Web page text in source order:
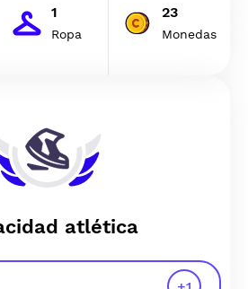
1
Ropa
23
Monedas
atlética